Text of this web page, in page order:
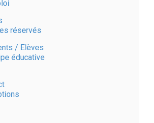
réservés
/ Elèves
éducative